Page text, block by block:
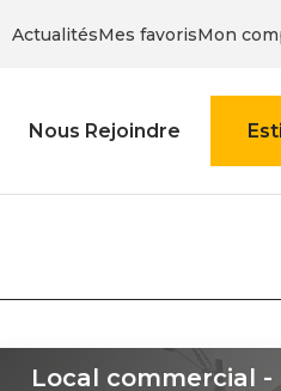
ActualitésMes favorisMon
Nous Rejoindre
Local commercial -